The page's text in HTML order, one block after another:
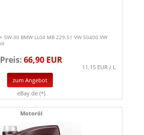
5W-30 BMW LL04 MB 229.51 VW 50400 VW
Preis:66,90 EUR
11.15 EUR / L
zum Angebot
eBay.de (*)
Motoröl